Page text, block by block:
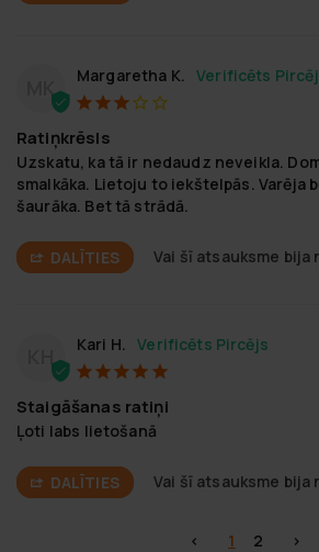
MK Margaretha K.
Ratiņkrēsls
Uzskatu, ka tā ir nedaudz neveikla.
smalkāka. Lietoju to iekštelpās. Varēja
šaurāka. Bet tā strādā.
DALĪTIES Vai šī atsauksme bija
KH Kari H.
Staigāšanas ratiņi
Ļoti labs lietošanā
DALĪTIES Vai šī atsauksme bija
< 1 2 >